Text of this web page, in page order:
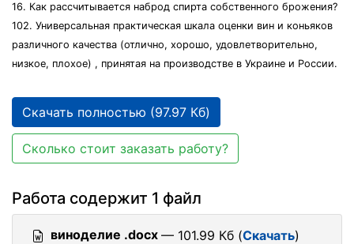
16. Как рассчитывается наброд спирта собственного брожения?
102. Универсальная практическая шкала оценки вин и коньяков
различного качества (отлично, хорошо, удовлетворительно,
низкое, плохое) , принятая на производстве в Украине и России.
Скачать полностью (97.97 Кб)
Сколько стоит заказать работу?
Работа содержит 1 файл
виноделие .docx — 101.99 Кб (Скачать)